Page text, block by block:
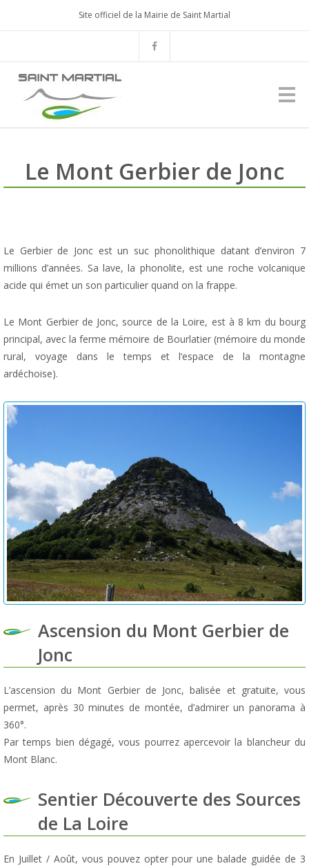
Site officiel de la Mairie de Saint Martial
Le Mont Gerbier de Jonc
Le Gerbier de Jonc est un suc phonolithique datant d’environ 7
millions d’années. Sa lave, la phonolite, est une roche volcanique
acide qui émet un son particulier quand on la frappe.
Le Mont Gerbier de Jonc, source de la Loire, est à 8 km du bourg
principal, avec la ferme mémoire de Bourlatier (mémoire du monde
rural, voyage dans le temps et l’espace de la montagne
ardéchoise).
Ascension du Mont Gerbier de
Jonc
L’ascension du Mont Gerbier de Jonc, balisée et gratuite, vous
permet, après 30 minutes de montée, d’admirer un panorama à
360°.
Par temps bien dégagé, vous pourrez apercevoir la blancheur du
Mont Blanc.
Sentier Découverte des Sources
de La Loire
En Juillet / Août, vous pouvez opter pour une balade guidée de 3